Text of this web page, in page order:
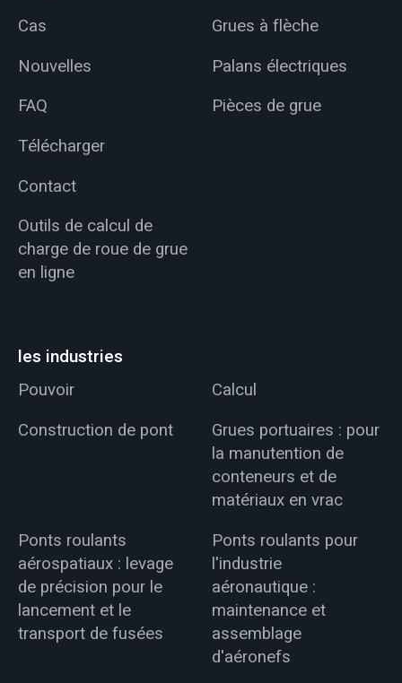
Cas
Nouvelles
FAQ
Télécharger
Contact
Outils de calcul de
charge de roue de grue
en ligne
Grues à flèche
Palans électriques
Pièces de grue
les industries
Pouvoir
Calcul
Construction de pont
Grues portuaires : pour
la manutention de
conteneurs et de
matériaux en vrac
Ponts roulants
aérospatiaux : levage
de précision pour le
lancement et le
transport de fusées
Ponts roulants pour
l'industrie
aéronautique :
maintenance et
assemblage
d'aéronefs